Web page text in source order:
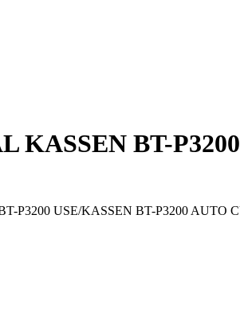
KASSEN BT-
P3200 USE/KASSEN BT-P3200 AUTO